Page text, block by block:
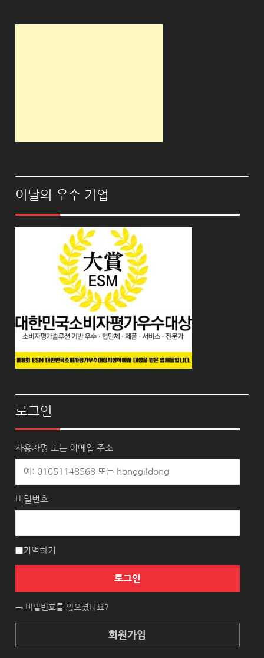
이달의 우수 기업
로그인
사용자명 또는 이메일 주소
비밀번호
기억하기
로그인
→ 비밀번호를 잊으셨나요?
회원가입